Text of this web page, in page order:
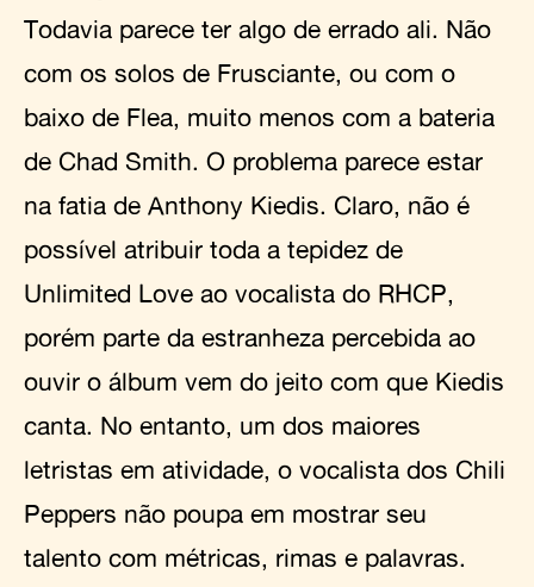
Todavia parece ter algo de errado ali. Não
com os solos de Frusciante, ou com o
baixo de Flea, muito menos com a bateria
de Chad Smith. O problema parece estar
na fatia de Anthony Kiedis. Claro, não é
possível atribuir toda a tepidez de
Unlimited Love ao vocalista do RHCP,
porém parte da estranheza percebida ao
ouvir o álbum vem do jeito com que Kiedis
canta. No entanto, um dos maiores
letristas em atividade, o vocalista dos Chili
Peppers não poupa em mostrar seu
talento com métricas, rimas e palavras.